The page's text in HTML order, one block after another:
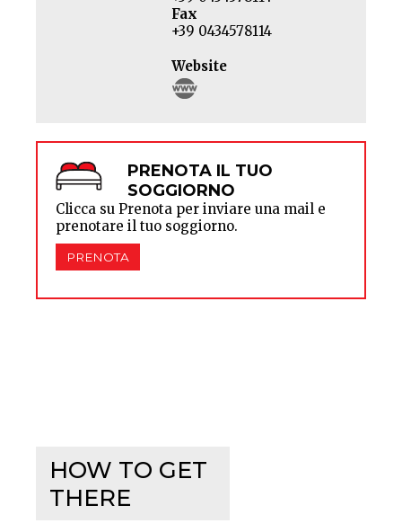
Fax
+39 0434578114
Website
PRENOTA IL TUO
SOGGIORNO
Clicca su Prenota per inviare una mail e
prenotare il tuo soggiorno.
PRENOTA
HOW TO GET
THERE